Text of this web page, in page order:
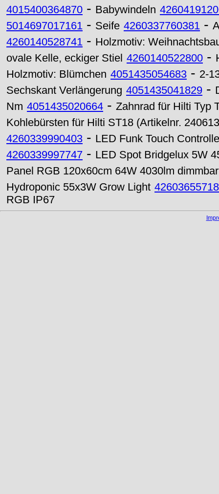
4015400364870 - Babywindeln
5014697017161 - Seife 4260337760381 -
4260140528741 - Holzmotiv:
ovale Kelle, eckiger Stiel 4260140522800 -
Holzmotiv: Blümchen 4051435054683 - 2-
Sechskant Verlängerung 4051435041829 -
Nm 4051435020664 - Zahnrad für Hilti Typ
Kohlebürsten für Hilti ST18 (Artikelnr.
4260339990403 - LED Funk Touch
4260339997747 - LED Spot Bridgelux 5W
Panel RGB 120x60cm 64W 4030lm dimmbar
Hydroponic 55x3W Grow Light
RGB IP67